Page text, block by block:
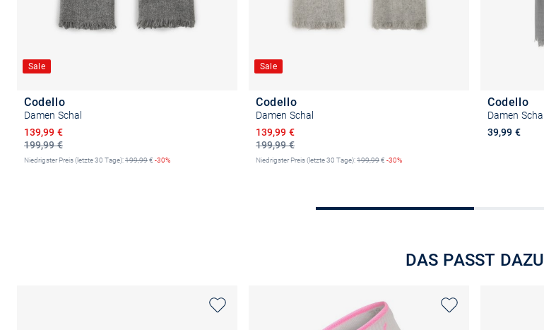
Sale
Codello
Damen Schal
199,99 €
Ermäßigter Preis
139,99 €
Niedrigster Preis (letzte 30 Tage):199,99€ -30%
Sale
Codello
Damen Schal
199,99 €
Ermäßigter Preis
139,99 €
Niedrigster Preis (letzte 30 Tage):199,99€ -30%
Codello
Damen Schal
39,99 €
DAS PASST DAZU